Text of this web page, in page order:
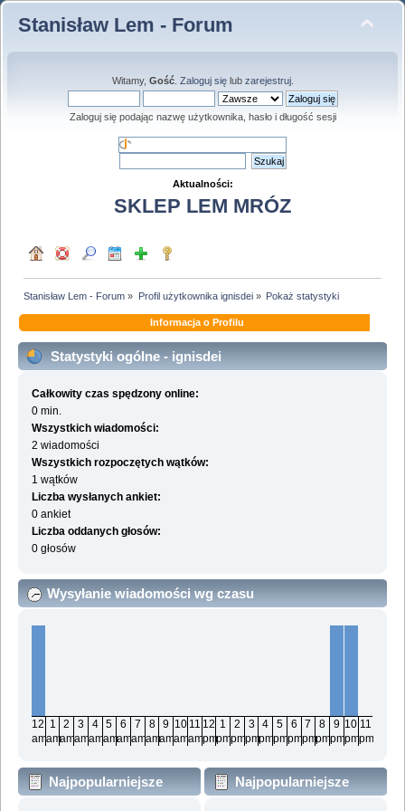
Stanisław Lem - Forum
Witamy, Gość. Zaloguj sięlub zarejestruj.
Zaloguj się podając nazwę użytkownika, hasło i długość sesji
Aktualności:
SKLEP LEM MRÓZ
Stanisław Lem - Forum » Profil użytkownika ignisdei» Pokaż statystyki
Informacja o Profilu
Statystyki ogólne - ignisdei
Całkowity czas spędzony online:
0 min.
Wszystkich wiadomości:
2 wiadomości
Wszystkich rozpoczętych wątków:
1 wątków
Liczba wysłanych ankiet:
0 ankiet
Liczba oddanych głosów:
0 głosów
Wysyłanie wiadomości wg czasu
12
am
1
am
2
am
3
am
4
am
5
am
6
am
7
am
8
am
9
am
10
am
11
am
12
pm
1
pm
2
pm
3
pm
4
pm
5
pm
6
pm
7
pm
8
pm
9
pm
10
pm
11
pm
Najpopularniejsze
Najpopularniejsze